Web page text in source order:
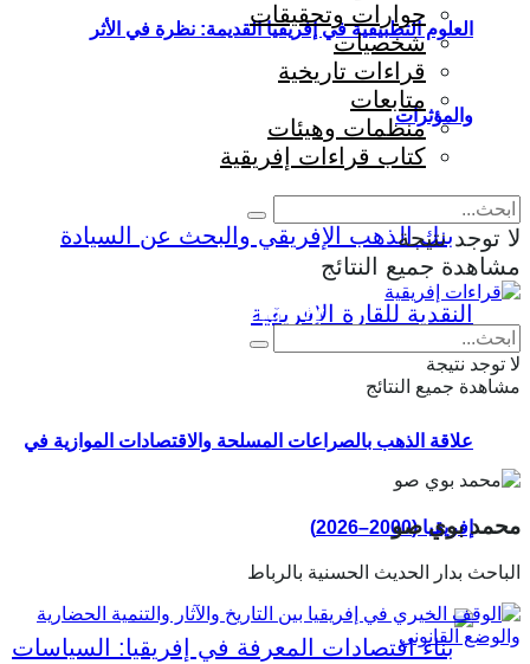
العلوم التطبيقية في إفريقيا القديمة: نظرة في الأثر
والمؤثرات
علاقة الذهب بالصراعات المسلحة والاقتصادات الموازية في
إفريقيا (2000–2026)
حوارات وتحقيقات
شخصيات
قراءات تاريخية
متابعات
منظمات وهيئات
كتاب قراءات إفريقية
لا توجد نتيجة
مشاهدة جميع النتائج
Eng Fr
لا توجد نتيجة
مشاهدة جميع النتائج
محمد بوي صو
الباحث بدار الحديث الحسنية بالرباط